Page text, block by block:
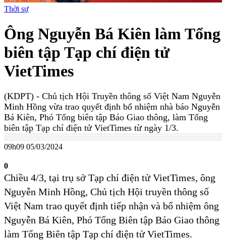
Thời sự
Ông Nguyễn Bá Kiên làm Tổng
biên tập Tạp chí điện tử
VietTimes
(KDPT) - Chủ tịch Hội Truyền thông số Việt Nam Nguyễn
Minh Hồng vừa trao quyết định bổ nhiệm nhà báo Nguyễn
Bá Kiên, Phó Tổng biên tập Báo Giao thông, làm Tổng
biên tập Tạp chí điện tử VietTimes từ ngày 1/3.
09h09 05/03/2024
0
Chiều 4/3, tại trụ sở Tạp chí điện tử VietTimes, ông
Nguyễn Minh Hồng, Chủ tịch Hội truyền thông số
Việt Nam trao quyết định tiếp nhận và bổ nhiệm ông
Nguyễn Bá Kiên, Phó Tổng Biên tập Báo Giao thông
làm Tổng Biên tập Tạp chí điện tử VietTimes.